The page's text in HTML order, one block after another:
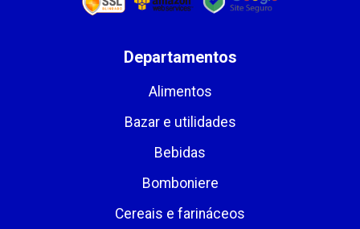
Departamentos
Alimentos
Bazar e utilidades
Bebidas
Bomboniere
Cereais e farináceos